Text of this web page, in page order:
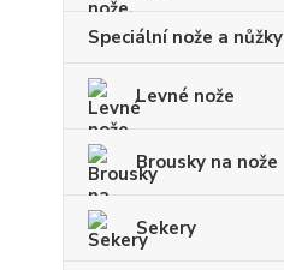
Speciální nože a nůžky
Levné nože
Brousky na nože
Sekery